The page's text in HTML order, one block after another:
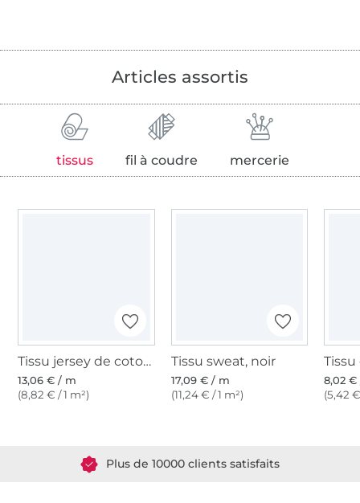
Articles assortis
tissus fil à coudre mercerie
Tissu jersey de coton uni, noir
13,06 € / m
(8,82 € / 1 m²)
Tissu sweat, noir
17,09 € / m
(11,24 € / 1 m²)
8,02
(5,42
Plus de 10000 clients satisfaits